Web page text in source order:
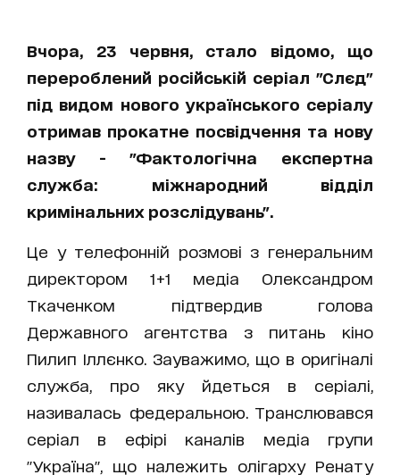
Вчора, 23 червня, стало відомо, що
перероблений російській серіал "Слєд"
під видом нового українського серіалу
отримав прокатне посвідчення та нову
назву - "Фактологічна експертна
служба: міжнародний відділ
кримінальних розслідувань".
Це у телефонній розмові з генеральним
директором 1+1 медіа Олександром
Ткаченком підтвердив голова
Державного агентства з питань кіно
Пилип Іллєнко. Зауважимо, що в оригіналі
служба, про яку йдеться в серіалі,
називалась федеральною. Транслювався
серіал в ефірі каналів медіа групи
"Україна", що належить олігарху Ренату